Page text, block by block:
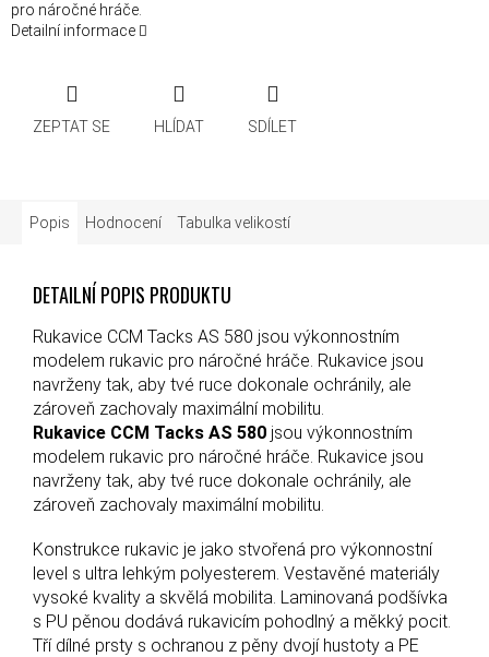
pro náročné hráče.
Detailní informace
ZEPTAT SE HLÍDAT SDÍLET
Popis Hodnocení Tabulka velikostí
DETAILNÍ POPIS PRODUKTU
Rukavice CCM Tacks AS 580 jsou výkonnostním
modelem rukavic pro náročné hráče. Rukavice jsou
navrženy tak, aby tvé ruce dokonale ochránily, ale
zároveň zachovaly maximální mobilitu.
Rukavice CCM Tacks AS 580 jsou výkonnostním
modelem rukavic pro náročné hráče. Rukavice jsou
navrženy tak, aby tvé ruce dokonale ochránily, ale
zároveň zachovaly maximální mobilitu.
Konstrukce rukavic je jako stvořená pro výkonnostní
level s ultra lehkým polyesterem. Vestavěné materiály
vysoké kvality a skvělá mobilita. Laminovaná podšívka
s PU pěnou dodává rukavicím pohodlný a měkký pocit.
Tří dílné prsty s ochranou z pěny dvojí hustoty a PE